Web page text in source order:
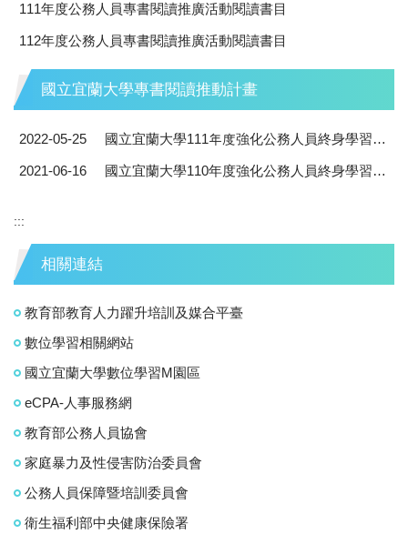
111年度公務人員專書閱讀推廣活動閱讀書目
112年度公務人員專書閱讀推廣活動閱讀書目
國立宜蘭大學專書閱讀推動計畫
2022-05-25 國立宜蘭大學111年度強化公務人員終身學習及專書閱讀推動計畫
2021-06-16 國立宜蘭大學110年度強化公務人員終身學習及專書閱讀推動計畫
:::
相關連結
教育部教育人力躍升培訓及媒合平臺
數位學習相關網站
國立宜蘭大學數位學習M園區
eCPA-人事服務網
教育部公務人員協會
家庭暴力及性侵害防治委員會
公務人員保障暨培訓委員會
衛生福利部中央健康保險署